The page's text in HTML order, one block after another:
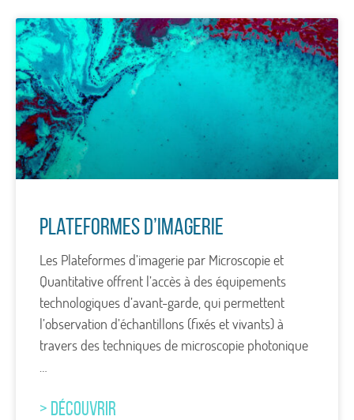
Plateformes d’imagerie
Les Plateformes d’imagerie par Microscopie et
Quantitative offrent l’accès à des équipements
technologiques d’avant-garde, qui permettent
l’observation d’échantillons (fixés et vivants) à
travers des techniques de microscopie photonique
…
> DÉCOUVRIR